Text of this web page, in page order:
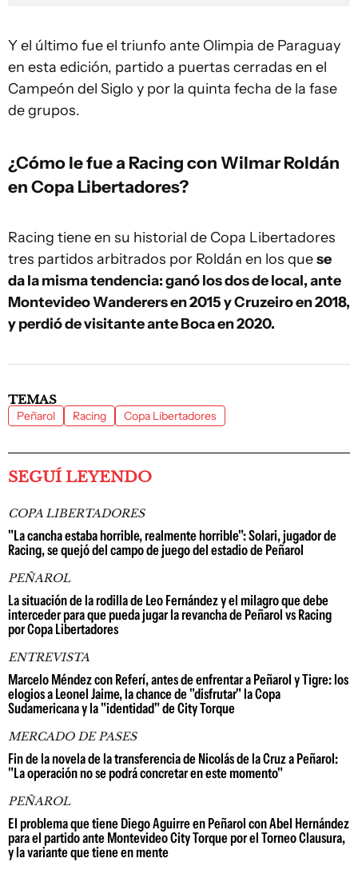
Y el último fue el triunfo ante Olimpia de Paraguay
en esta edición, partido a puertas cerradas en el
Campeón del Siglo y por la quinta fecha de la fase
de grupos.
¿Cómo le fue a Racing con Wilmar Roldán
en Copa Libertadores?
Racing tiene en su historial de Copa Libertadores
tres partidos arbitrados por Roldán en los quese
da la misma tendencia: ganó los dos de local, ante
Montevideo Wanderers en 2015 y Cruzeiro en 2018,
y perdió de visitante ante Boca en 2020.
TEMAS
Peñarol Racing Copa Libertadores
SEGUÍ LEYENDO
COPA LIBERTADORES
"La cancha estaba horrible, realmente horrible": Solari, jugador de
Racing, se quejó del campo de juego del estadio de Peñarol
PEÑAROL
La situación de la rodilla de Leo Fernández y el milagro que debe
interceder para que pueda jugar la revancha de Peñarol vs Racing
por Copa Libertadores
ENTREVISTA
Marcelo Méndez con Referí, antes de enfrentar a Peñarol y Tigre: los
elogios a Leonel Jaime, la chance de "disfrutar" la Copa
Sudamericana y la "identidad" de City Torque
MERCADO DE PASES
Fin de la novela de la transferencia de Nicolás de la Cruz a Peñarol:
"La operación no se podrá concretar en este momento"
PEÑAROL
El problema que tiene Diego Aguirre en Peñarol con Abel Hernández
para el partido ante Montevideo City Torque por el Torneo Clausura,
y la variante que tiene en mente